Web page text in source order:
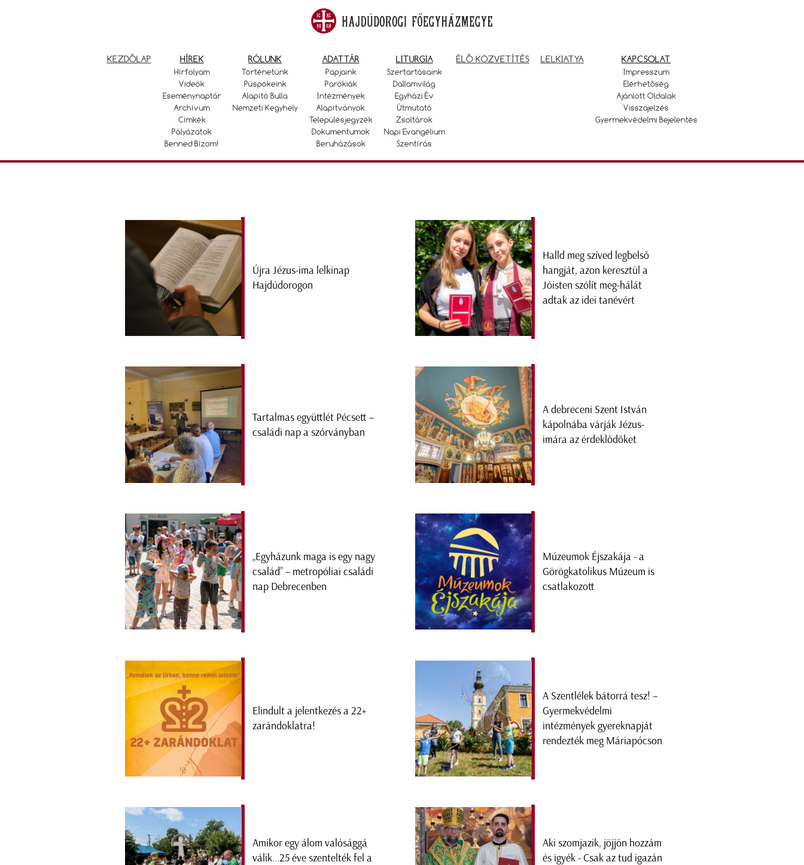
KEZDŐLAP HÍREK
Hírfolyam
Videók
Eseménynaptár
Archívum
Címkék
Pályázatok
Benned Bízom!
RÓLUNK
Történetünk
Püspökeink
Alapító Bulla
Nemzeti Kegyhely
ADATTÁR
Papjaink
Parókiák
Intézmények
Alapítványok
Településjegyzék
Dokumentumok
Beruházások
LITURGIA
Szertartásaink
Dallamvilág
Egyházi Év
Útmutató
Zsoltárok
Napi Evangélium
Szentírás
ÉLŐ KÖZVETÍTÉS LELKIATYA KAPCSOLAT
Impresszum
Elérhetőség
Ajánlott Oldalak
Visszajelzés
Gyermekvédelmi Bejelentés
Újra Jézus-ima lelkinap
Hajdúdorogon
Halld meg szíved legbelső
hangját, azon keresztül a
Jóisten szólít meg-hálát
adtak az idei tanévért
Tartalmas együttlét Pécsett –
családi nap a szórványban
A debreceni Szent István
kápolnába várják Jézus-
imára az érdeklődőket
„Egyházunk maga is egy nagy
család” – metropóliai családi
nap Debrecenben
Múzeumok Éjszakája - a
Görögkatolikus Múzeum is
csatlakozott
Elindult a jelentkezés a 22+
zarándoklatra!
A Szentlélek bátorrá tesz! –
Gyermekvédelmi
intézmények gyereknapját
rendezték meg Máriapócson
Amikor egy álom valósággá
válik...25 éve szentelték fel a
Aki szomjazik, jöjjön hozzám
és igyék - Csak az tud igazán